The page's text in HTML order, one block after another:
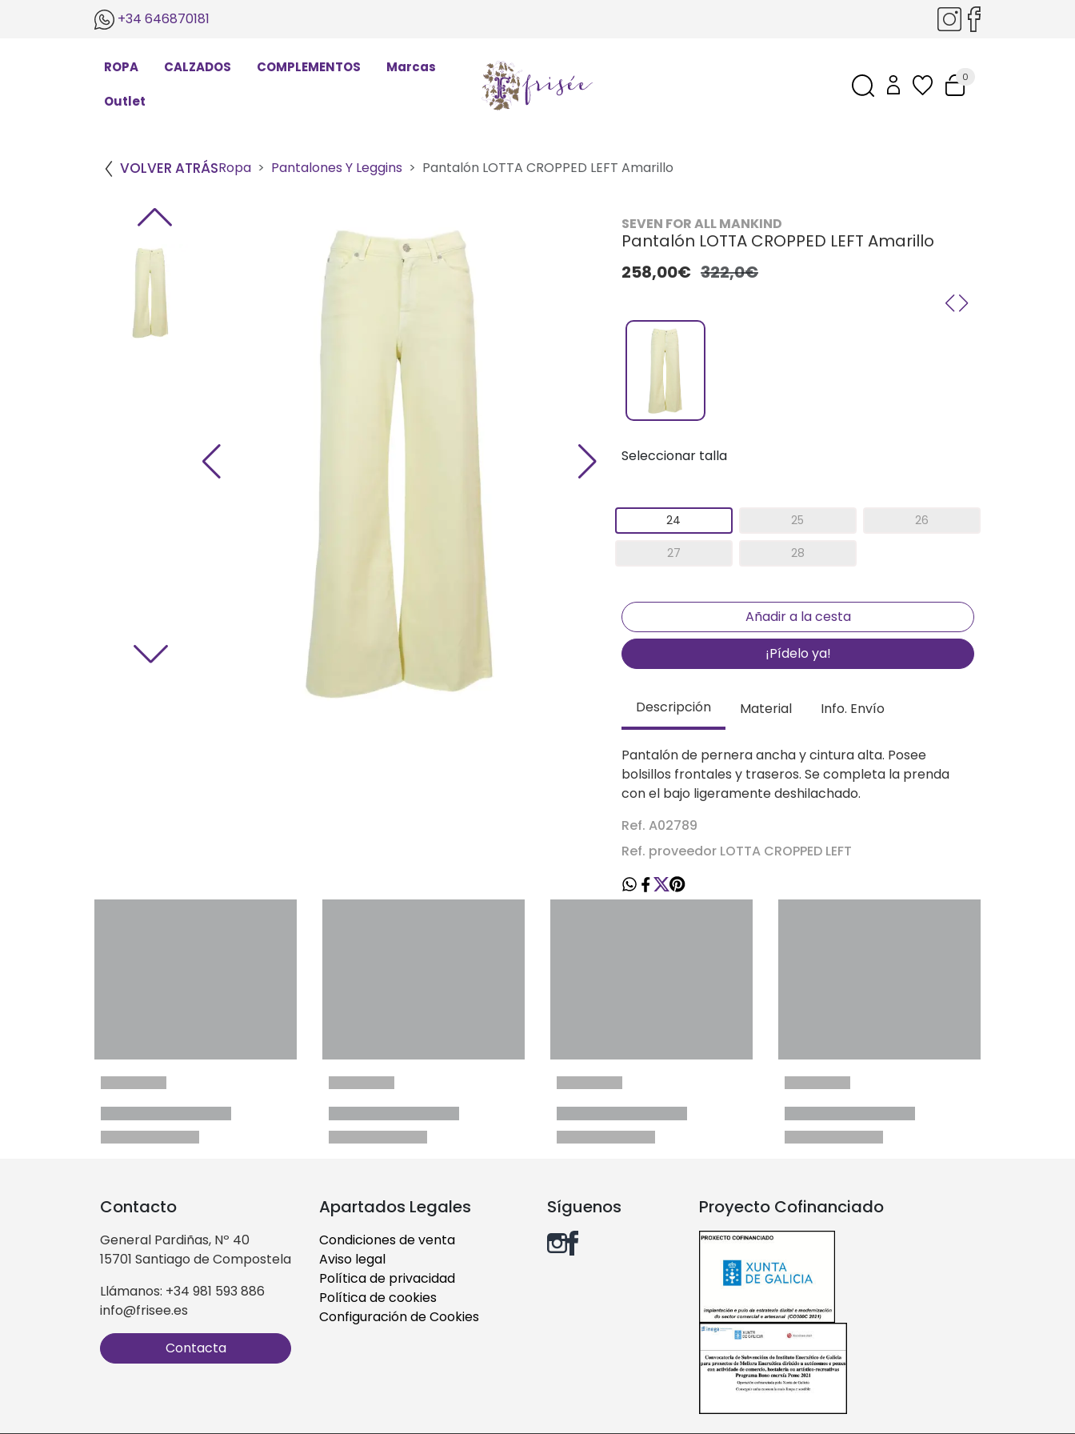
+34 646870181
ROPA CALZADOS COMPLEMENTOS Marcas
Outlet
0
VOLVER ATRÁSRopa Pantalones Y Leggins Pantalón LOTTA CROPPED LEFT Amarillo
SEVEN FOR ALL MANKIND
Pantalón LOTTA CROPPED LEFT Amarillo
258,00€ 322,0€
Seleccionar talla
24 25 26
27 28
¡Pídelo ya!
Descripción Material Info. Envío
Pantalón de pernera ancha y cintura alta. Posee
bolsillos frontales y traseros. Se completa la prenda
con el bajo ligeramente deshilachado.
Ref. A02789
Ref. proveedor LOTTA CROPPED LEFT
Contacto
General Pardiñas, Nº 40
15701 Santiago de Compostela
Llámanos: +34 981 593 886
info@frisee.es
Contacta
Apartados Legales
Condiciones de venta
Aviso legal
Política de privacidad
Política de cookies
Configuración de Cookies
Síguenos Proyecto Cofinanciado